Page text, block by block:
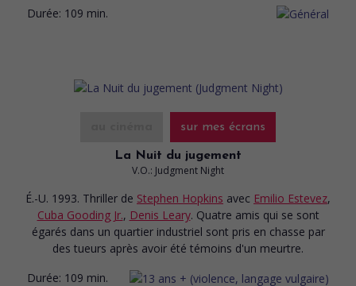
Durée: 109 min.
sur mes écrans
La Nuit du jugement
V.O.: Judgment Night
É.-U. 1993. Thriller de Stephen Hopkins avec Emilio Estevez,
Cuba Gooding Jr., Denis Leary. Quatre amis qui se sont
égarés dans un quartier industriel sont pris en chasse par
des tueurs après avoir été témoins d'un meurtre.
Durée: 109 min.